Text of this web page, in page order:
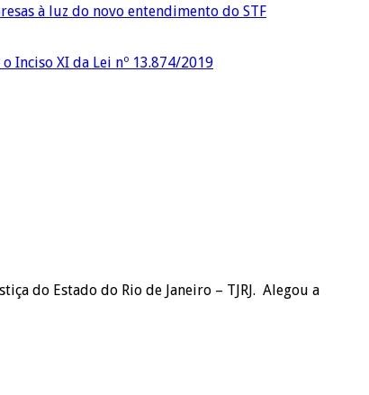
à luz do novo entendimento do STF
Inciso XI da Lei nº 13.874/2019
do Estado do Rio de Janeiro – TJRJ. Alegou a